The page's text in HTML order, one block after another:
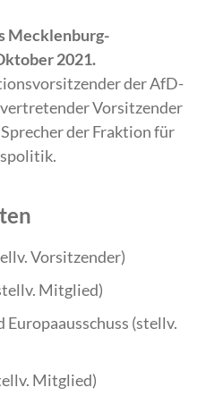
Mecklenburg-
2021.
der AfD-
Vorsitzender
der Fraktion für
Vorsitzender)
Mitglied)
(stellv.
Mitglied)